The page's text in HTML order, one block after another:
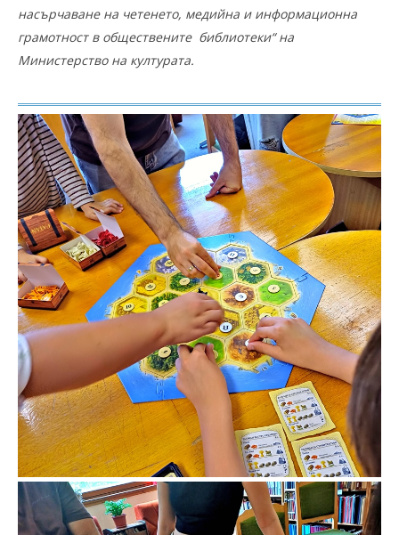
насърчаване на четенето, медийна и информационна
грамотност в обществените библиотеки“ на
Министерство на културата.